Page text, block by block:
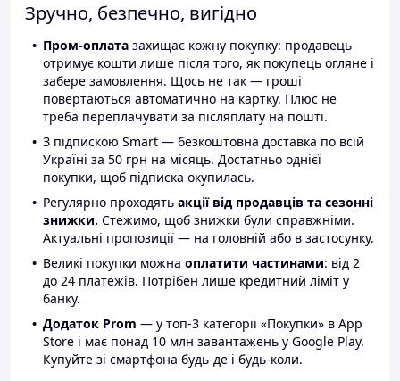
Зручно, безпечно, вигідно
Пром-оплата захищає кожну покупку: продавець
отримує кошти лише після того, як покупець огляне і
забере замовлення. Щось не так — гроші
повертаються автоматично на картку. Плюс не
треба переплачувати за післяплату на пошті.
З підпискою Smart — безкоштовна доставка по всій
Україні за 50 грн на місяць. Достатньо однієї
покупки, щоб підписка окупилась.
Регулярно проходять акції від продавців та сезонні
знижки. Стежимо, щоб знижки були справжніми.
Актуальні пропозиції — на головній або в застосунку.
Великі покупки можна оплатити частинами: від 2
до 24 платежів. Потрібен лише кредитний ліміт у
банку.
Додаток Prom — у топ-3 категорії «Покупки» в App
Store і має понад 10 млн завантажень у Google Play.
Купуйте зі смартфона будь-де і будь-коли.